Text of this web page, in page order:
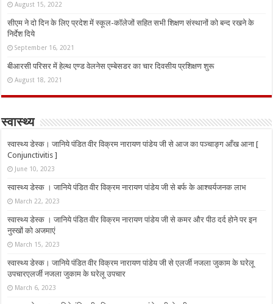
August 15, 2022
सीएम ने दो दिन के लिए प्रदेश में स्कूल-कॉलेजों सहित सभी शिक्षण संस्थानों को बन्द रखने के
निर्देश दिये
September 16, 2021
बीआरसी परिसर में हेल्थ एण्ड वेलनेस एम्बेसडर का चार दिवसीय प्रशिक्षण शुरू
August 18, 2021
स्वास्थ्य
स्वास्थ्य डेस्क। जानिये पंडित वीर विक्रम नारायण पांडेय जी से आज का पञ्चाङ्ग आँख आना [
Conjunctivitis ]
June 10, 2023
स्वास्थ्य डेस्क । जानिये पंडित वीर विक्रम नारायण पांडेय जी से बर्फ के आश्चर्यजनक लाभ
March 22, 2023
स्वास्थ्य डेस्क । जानिये पंडित वीर विक्रम नारायण पांडेय जी से कमर और पीठ दर्द होने पर इन
नुस्‍खों को अजमाएं
March 15, 2023
स्वास्थ्य डेस्क। जानिये पंडित वीर विक्रम नारायण पांडेय जी से एलर्जी नजला जुकाम के घरेलू
उपचारएलर्जी नजला जुकाम के घरेलू उपचार
March 6, 2023